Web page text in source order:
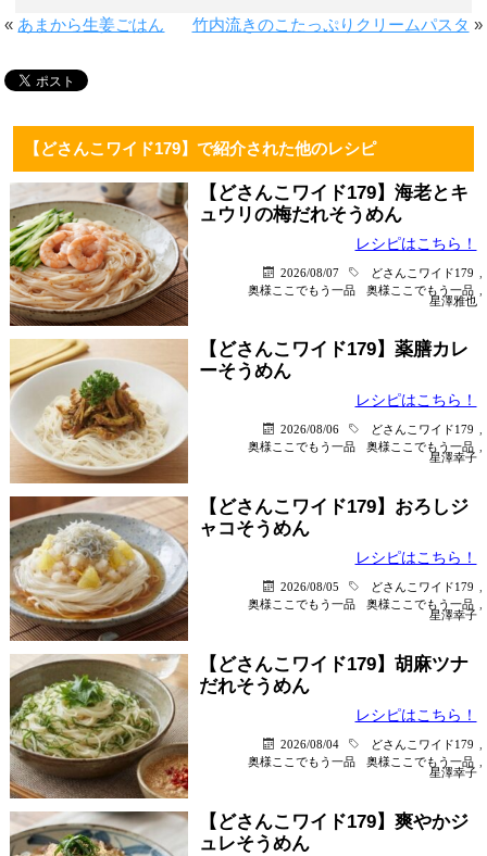
« あまから生姜ごはん 竹内流きのこたっぷりクリームパスタ »
【どさんこワイド179】で紹介された他のレシピ
【どさんこワイド179】海老とキ
ュウリの梅だれそうめん
レシピはこちら！
2026/08/07 どさんこワイド179
奥様ここでもう一品
奥様ここでもう一品
星澤雅也
【どさんこワイド179】薬膳カレ
ーそうめん
レシピはこちら！
2026/08/06 どさんこワイド179
奥様ここでもう一品
奥様ここでもう一品
星澤幸子
【どさんこワイド179】おろしジ
ャコそうめん
レシピはこちら！
2026/08/05 どさんこワイド179
奥様ここでもう一品
奥様ここでもう一品
星澤幸子
【どさんこワイド179】胡麻ツナ
だれそうめん
レシピはこちら！
2026/08/04 どさんこワイド179
奥様ここでもう一品
奥様ここでもう一品
星澤幸子
【どさんこワイド179】爽やかジ
ュレそうめん